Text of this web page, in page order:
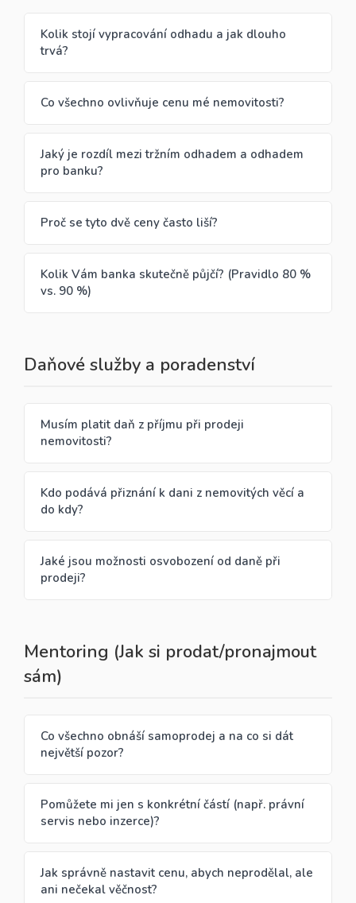
Kolik stojí vypracování odhadu a jak dlouho
trvá?
Co všechno ovlivňuje cenu mé nemovitosti?
Jaký je rozdíl mezi tržním odhadem a odhadem
pro banku?
Proč se tyto dvě ceny často liší?
Kolik Vám banka skutečně půjčí? (Pravidlo 80 %
vs. 90 %)
Daňové služby a poradenství
Musím platit daň z příjmu při prodeji
nemovitosti?
Kdo podává přiznání k dani z nemovitých věcí a
do kdy?
Jaké jsou možnosti osvobození od daně při
prodeji?
Mentoring (Jak si prodat/pronajmout
sám)
Co všechno obnáší samoprodej a na co si dát
největší pozor?
Pomůžete mi jen s konkrétní částí (např. právní
servis nebo inzerce)?
Jak správně nastavit cenu, abych neprodělal, ale
ani nečekal věčnost?